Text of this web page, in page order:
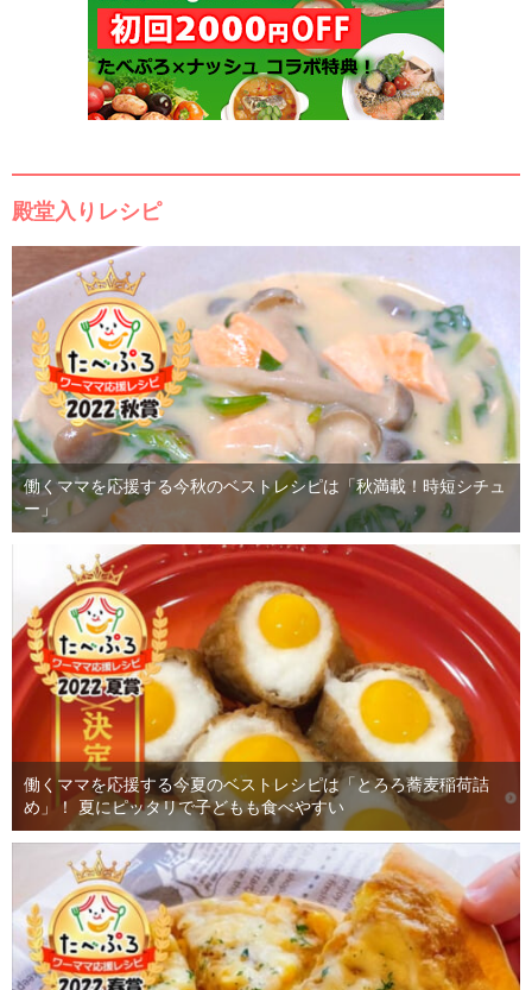
殿堂入りレシピ
働くママを応援する今秋のベストレシピは「秋満載！時短シチュ
ー」
働くママを応援する今夏のベストレシピは「とろろ蕎麦稲荷詰
め」！ 夏にピッタリで子どもも食べやすい